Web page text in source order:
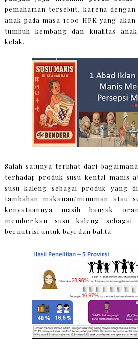
pemahaman tersebut, karena dengan
anak pada masa 1000 HPK yang
tumbuh kembang dan kualitas
kelak.
Salah satunya terlihat dari
terhadap produk susu kental manis
susu kaleng sebagai produk yang
tambahan makanan/minuman atau
kenyataannya masih banyak
memberikan susu kaleng
bernutrisi untuk bayi dan balita.